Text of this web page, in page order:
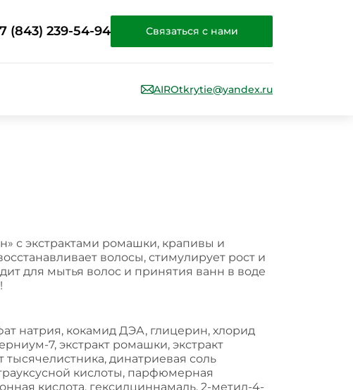
(843) 239-54-94 Связаться с нами
AIROtkrytie@yandex.ru
с экстрактами ромашки, крапивы и
волосы, стимулирует рост и
для мытья волос и принятия ванн в воде
натрия, кокамид ДЭА, глицерин, хлорид
7, экстракт ромашки, экстракт
тысячелистника, динатриевая соль
кислоты, парфюмерная
кислота, гексилциннамаль, 2-метил-4-